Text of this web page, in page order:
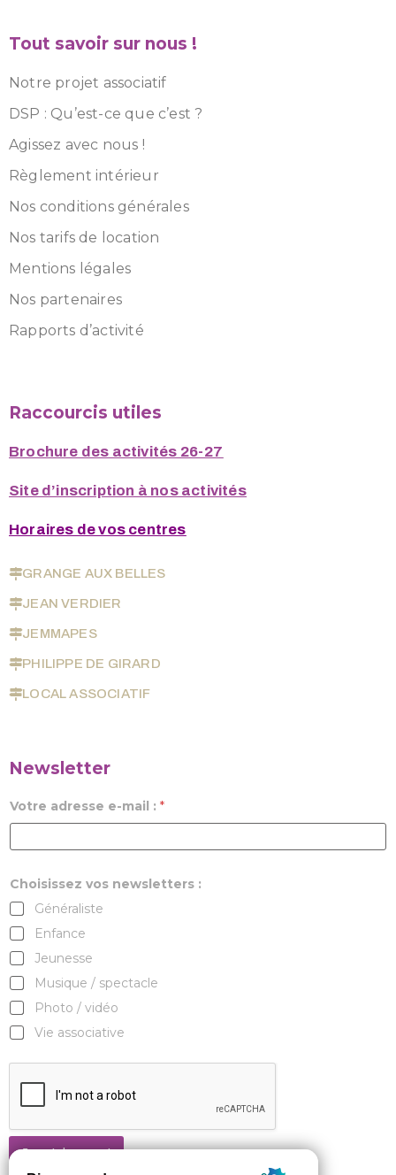
Tout savoir sur nous !
Notre projet associatif
DSP : Qu’est-ce que c’est ?
Agissez avec nous !
Règlement intérieur
Nos conditions générales
Nos tarifs de location
Mentions légales
Nos partenaires
Rapports d’activité
Raccourcis utiles
Brochure des activités 26-27
Site d’inscription à nos activités
Horaires de vos centres
GRANGE AUX BELLES
JEAN VERDIER
JEMMAPES
PHILIPPE DE GIRARD
LOCAL ASSOCIATIF
Newsletter
Votre adresse e-mail : *
Choisissez vos newsletters :
Généraliste
Enfance
Jeunesse
Musique / spectacle
Photo / vidéo
Vie associative
Je m'abonne !